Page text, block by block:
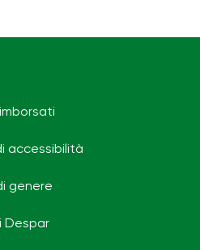
accessibilità
genere
Despar